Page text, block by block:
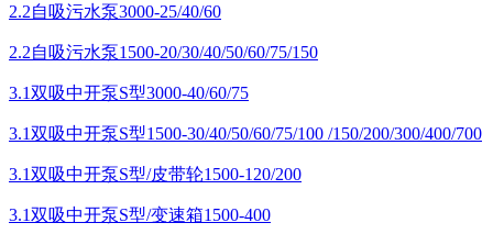
2.2自吸污水泵3000-25/40/60
2.2自吸污水泵1500-20/30/40/50/60/75/150
3.1双吸中开泵S型3000-40/60/75
3.1双吸中开泵S型1500-30/40/50/60/75/100 /150/200/300/400/700
3.1双吸中开泵S型/皮带轮1500-120/200
3.1双吸中开泵S型/变速箱1500-400